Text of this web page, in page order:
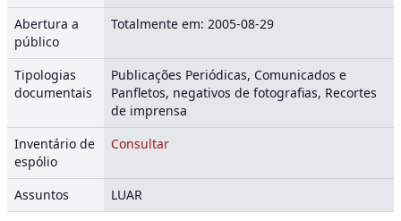
Abertura a
público
Totalmente em: 2005-08-29
Tipologias
documentais
Publicações Periódicas, Comunicados e
Panfletos, negativos de fotografias, Recortes
de imprensa
Inventário de
espólio
Consultar
Assuntos LUAR